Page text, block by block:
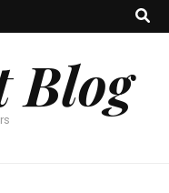
Blog